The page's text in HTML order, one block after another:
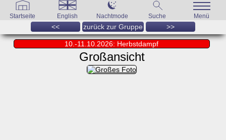
Startseite English Nachtmode Suche Menü
<< zurück zur Gruppe >>
10.-11.10.2026: Herbstdampf
Großansicht